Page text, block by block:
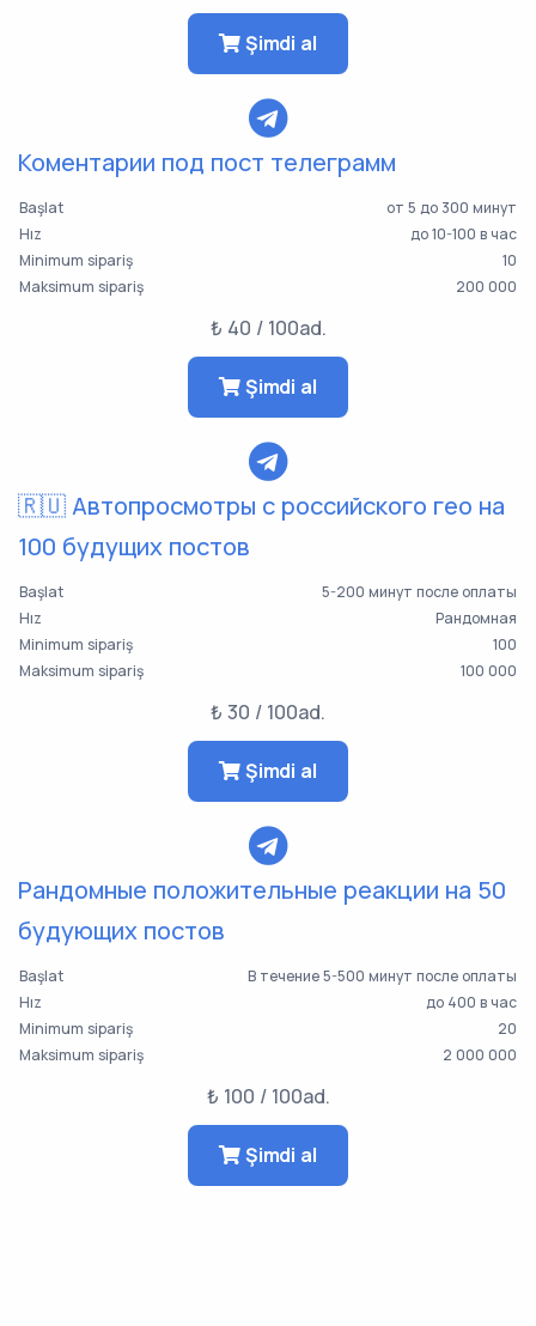
Şimdi al
Коментарии под пост телеграмм
Başlat
от 5 до 300 минут
Hız
до 10-100 в час
Minimum sipariş
10
Maksimum sipariş
200 000
₺ 40 / 100ad.
Şimdi al
🇷🇺 Автопросмотры с российского гео на
100 будущих постов
Başlat
5-200 минут после оплаты
Hız
Рандомная
Minimum sipariş
100
Maksimum sipariş
100 000
₺ 30 / 100ad.
Şimdi al
Рандомные положительные реакции на 50
будующих постов
Başlat
В течение 5-500 минут после оплаты
Hız
до 400 в час
Minimum sipariş
20
Maksimum sipariş
2 000 000
₺ 100 / 100ad.
Şimdi al